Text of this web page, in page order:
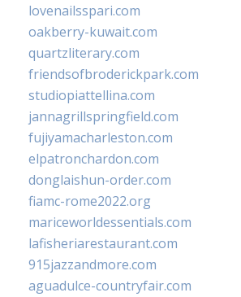
lovenailsspari.com
oakberry-kuwait.com
quartzliterary.com
friendsofbroderickpark.com
studiopiattellina.com
jannagrillspringfield.com
fujiyamacharleston.com
elpatronchardon.com
donglaishun-order.com
fiamc-rome2022.org
mariceworldessentials.com
lafisheriarestaurant.com
915jazzandmore.com
aguadulce-countryfair.com